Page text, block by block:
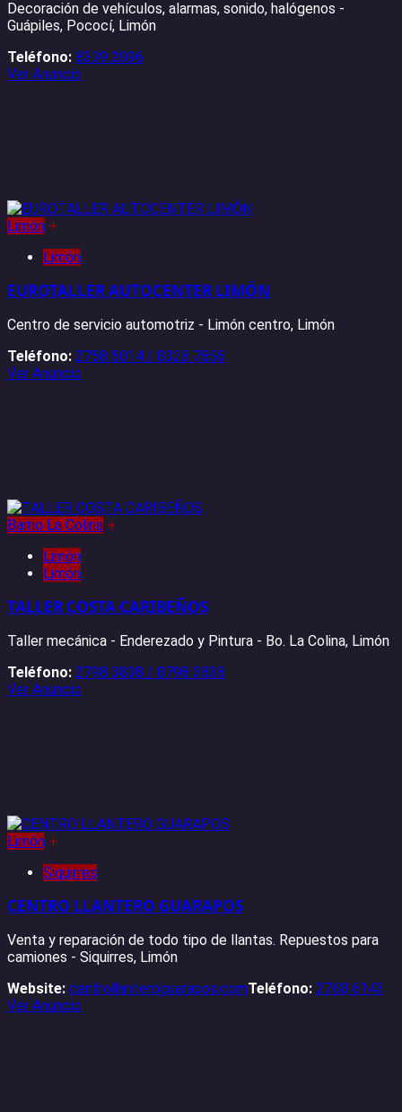
Decoración de vehículos, alarmas, sonido, halógenos -
Guápiles, Pococí, Limón
Teléfono: 8339 2096
Ver Anuncio
Limón +
Limón
EUROTALLER AUTOCENTER LIMÓN
Centro de servicio automotriz - Limón centro, Limón
Teléfono: 2758 5014 / 8328 7856
Ver Anuncio
Barrio La Colina +
Limón
Limón
TALLER COSTA CARIBEÑOS
Taller mecánica - Enderezado y Pintura - Bo. La Colina, Limón
Teléfono: 2798 3838 / 8798 3838
Ver Anuncio
Limón +
Siquirres
CENTRO LLANTERO GUARAPOS
Venta y reparación de todo tipo de llantas. Repuestos para
camiones - Siquirres, Limón
Website: centrollanteroguarapos.comTeléfono: 2768 6143
Ver Anuncio